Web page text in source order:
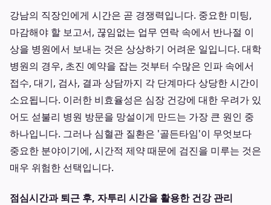
강남의 직장인에게 시간은 곧 경쟁력입니다. 중요한 미팅,
마감해야 할 보고서, 끊임없는 업무 연락 속에서 반나절 이
상을 병원에서 보내는 것은 상상하기 어려운 일입니다. 대학
병원의 경우, 초진 예약을 잡는 것부터 수많은 인파 속에서
접수, 대기, 검사, 결과 상담까지 각 단계마다 상당한 시간이
소요됩니다. 이러한 비효율성은 심장 건강에 대한 우려가 있
어도 섣불리 병원 방문을 망설이게 만드는 가장 큰 원인 중
하나입니다. 그러나 심혈관 질환은 '골든타임'이 무엇보다
중요한 분야이기에, 시간적 제약 때문에 검진을 미루는 것은
매우 위험한 선택입니다.
점심시간과 퇴근 후, 자투리 시간을 활용한 건강 관리